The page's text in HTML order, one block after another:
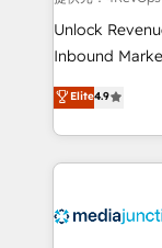
Unlock
Inbound
specialize in
across
and customer
offer unparalleled
Elite4.9